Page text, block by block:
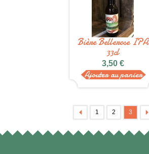
Bière Bellerose IPA
33cl
3,50 €
Ajouter au panier
1 2 3